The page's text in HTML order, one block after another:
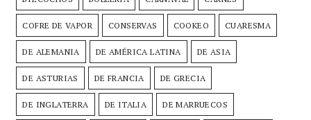
COFRE DE VAPOR CONSERVAS COOKEO CUARESMA
DE ALEMANIA DE AMÉRICA LATINA DE ASIA
DE ASTURIAS DE FRANCIA DE GRECIA
DE INGLATERRA DE ITALIA DE MARRUECOS